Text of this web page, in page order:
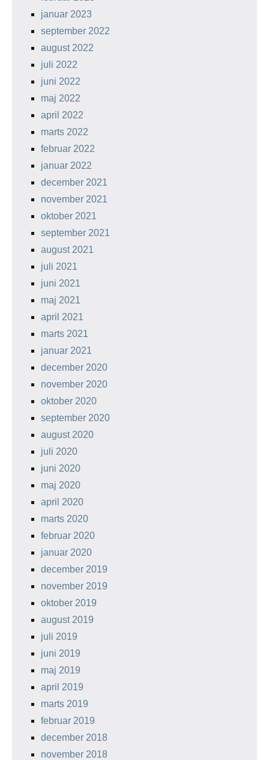
januar 2023
september 2022
august 2022
juli 2022
juni 2022
maj 2022
april 2022
marts 2022
februar 2022
januar 2022
december 2021
november 2021
oktober 2021
september 2021
august 2021
juli 2021
juni 2021
maj 2021
april 2021
marts 2021
januar 2021
december 2020
november 2020
oktober 2020
september 2020
august 2020
juli 2020
juni 2020
maj 2020
april 2020
marts 2020
februar 2020
januar 2020
december 2019
november 2019
oktober 2019
august 2019
juli 2019
juni 2019
maj 2019
april 2019
marts 2019
februar 2019
december 2018
november 2018